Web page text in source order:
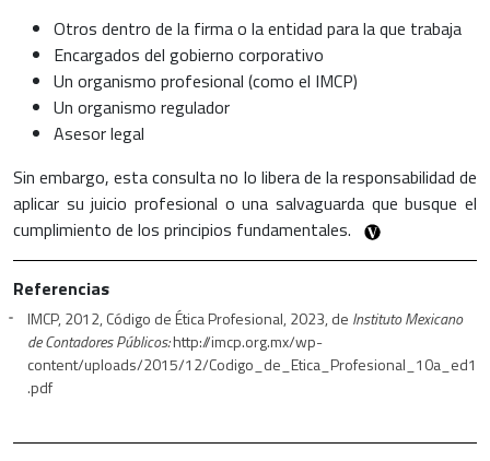
Otros dentro de la firma o la entidad para la que trabaja
Encargados del gobierno corporativo
Un organismo profesional (como el IMCP)
Un organismo regulador
Asesor legal
Sin embargo, esta consulta no lo libera de la responsabilidad de
aplicar su juicio profesional o una salvaguarda que busque el
cumplimiento de los principios fundamentales.
Referencias
IMCP, 2012, Código de Ética Profesional, 2023, de Instituto Mexicano
de Contadores Públicos:http://imcp.org.mx/wp-
content/uploads/2015/12/Codigo_de_Etica_Profesional_10a_ed1
.pdf